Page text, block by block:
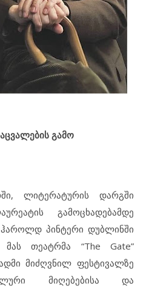
გამო
ლიტერატურის დარგში
გამოცხადებამდე
პინტერი დუბლინში
თეატრმა “The Gate”
მიძღვნილ ფესტივალზე
მიღებებისა და